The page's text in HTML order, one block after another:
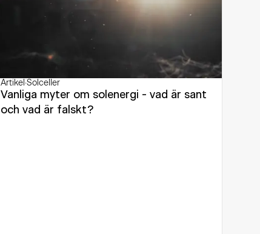
Artikel ·Solceller
Vanliga myter om solenergi - vad är sant
och vad är falskt?